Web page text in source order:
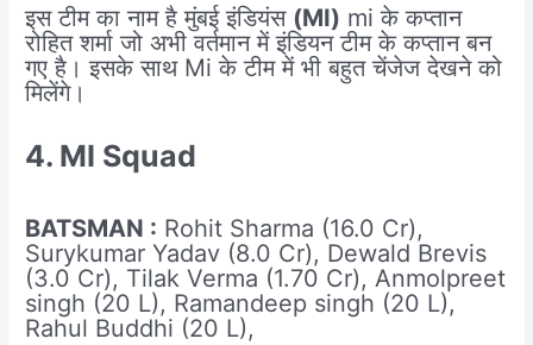
इस टीम का नाम है मुंबई इंडियंस (MI) mi के कप्तान
रोहित शर्मा जो अभी वर्तमान में इंडियन टीम के कप्तान बन
गए है। इसके साथ Mi के टीम में भी बहुत चेंजेज देखने को
मिलेंगे।
4. MI Squad
BATSMAN : Rohit Sharma (16.0 Cr),
Surykumar Yadav (8.0 Cr), Dewald Brevis
(3.0 Cr), Tilak Verma (1.70 Cr), Anmolpreet
singh (20 L), Ramandeep singh (20 L),
Rahul Buddhi (20 L),